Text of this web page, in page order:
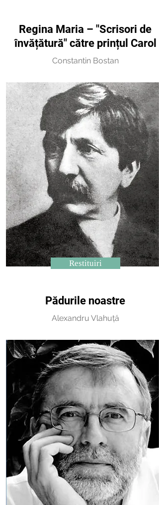
Regina Maria – "Scrisori de
învățătură" către prințul Carol
Constantin Bostan
Restituiri
Pădurile noastre
Alexandru Vlahuță